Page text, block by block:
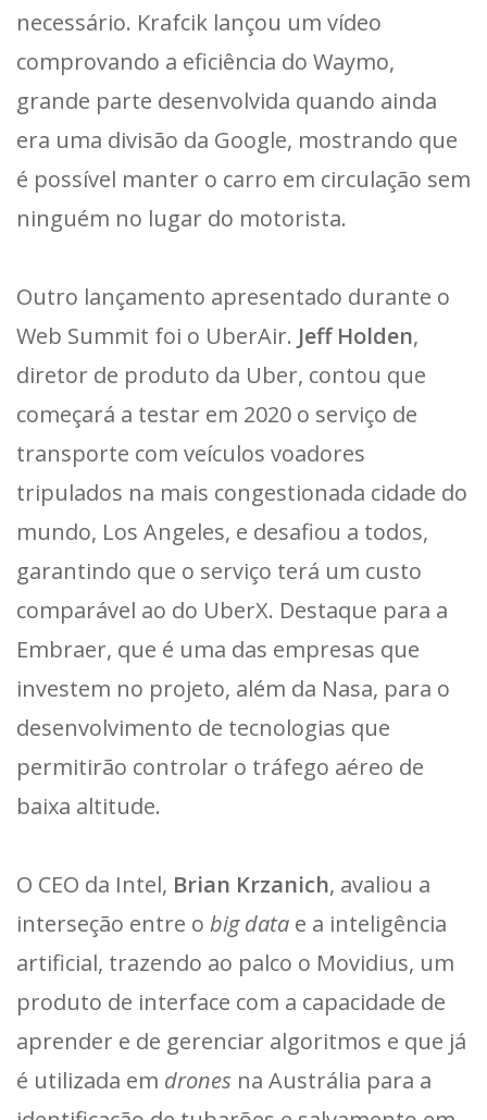
necessário. Krafcik lançou um vídeo
comprovando a eficiência do Waymo,
grande parte desenvolvida quando ainda
era uma divisão da Google, mostrando que
é possível manter o carro em circulação sem
ninguém no lugar do motorista.
Outro lançamento apresentado durante o
Web Summit foi o UberAir. Jeff Holden,
diretor de produto da Uber, contou que
começará a testar em 2020 o serviço de
transporte com veículos voadores
tripulados na mais congestionada cidade do
mundo, Los Angeles, e desafiou a todos,
garantindo que o serviço terá um custo
comparável ao do UberX. Destaque para a
Embraer, que é uma das empresas que
investem no projeto, além da Nasa, para o
desenvolvimento de tecnologias que
permitirão controlar o tráfego aéreo de
baixa altitude.
O CEO da Intel, Brian Krzanich, avaliou a
interseção entre o big data e a inteligência
artificial, trazendo ao palco o Movidius, um
produto de interface com a capacidade de
aprender e de gerenciar algoritmos e que já
é utilizada em drones na Austrália para a